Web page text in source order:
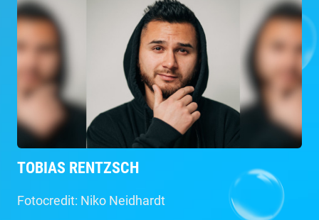
TOBIAS RENTZSCH
Fotocredit: Niko Neidhardt